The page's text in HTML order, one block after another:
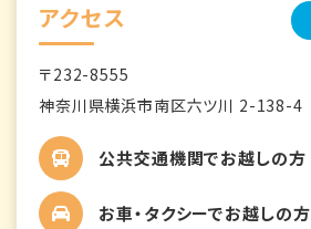
アクセス
〒232-8555
神奈川県横浜市南区六ツ川 2-138-4
公共交通機関でお越しの方
お車・タクシーでお越しの方